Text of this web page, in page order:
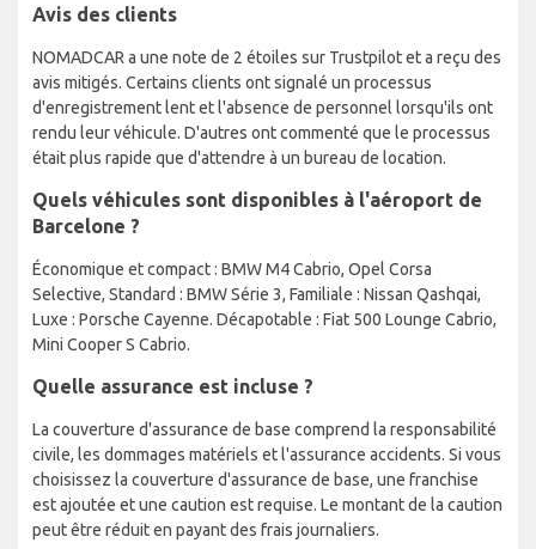
Avis des clients
NOMADCAR a une note de 2 étoiles sur Trustpilot et a reçu des
avis mitigés. Certains clients ont signalé un processus
d'enregistrement lent et l'absence de personnel lorsqu'ils ont
rendu leur véhicule. D'autres ont commenté que le processus
était plus rapide que d'attendre à un bureau de location.
Quels véhicules sont disponibles à l'aéroport de
Barcelone ?
Économique et compact : BMW M4 Cabrio, Opel Corsa
Selective, Standard : BMW Série 3, Familiale : Nissan Qashqai,
Luxe : Porsche Cayenne. Décapotable : Fiat 500 Lounge Cabrio,
Mini Cooper S Cabrio.
Quelle assurance est incluse ?
La couverture d'assurance de base comprend la responsabilité
civile, les dommages matériels et l'assurance accidents. Si vous
choisissez la couverture d'assurance de base, une franchise
est ajoutée et une caution est requise. Le montant de la caution
peut être réduit en payant des frais journaliers.